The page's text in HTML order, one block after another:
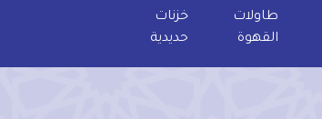
طاولات
القهوة
خزنات
حديدية